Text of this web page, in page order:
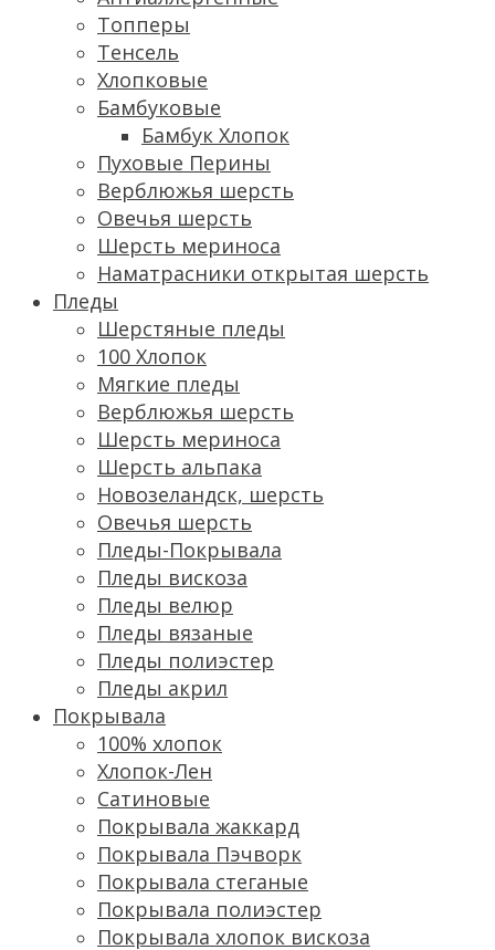
Топперы
Тенсель
Хлопковые
Бамбуковые
Бамбук Хлопок
Пуховые Перины
Верблюжья шерсть
Овечья шерсть
Шерсть мериноса
Наматрасники открытая шерсть
Пледы
Шерстяные пледы
100 Хлопок
Мягкие пледы
Верблюжья шерсть
Шерсть мериноса
Шерсть альпака
Новозеландск, шерсть
Овечья шерсть
Пледы-Покрывала
Пледы вискоза
Пледы велюр
Пледы вязаные
Пледы полиэстер
Пледы акрил
Покрывала
100% хлопок
Хлопок-Лен
Сатиновые
Покрывала жаккард
Покрывала Пэчворк
Покрывала стеганые
Покрывала полиэстер
Покрывала хлопок вискоза